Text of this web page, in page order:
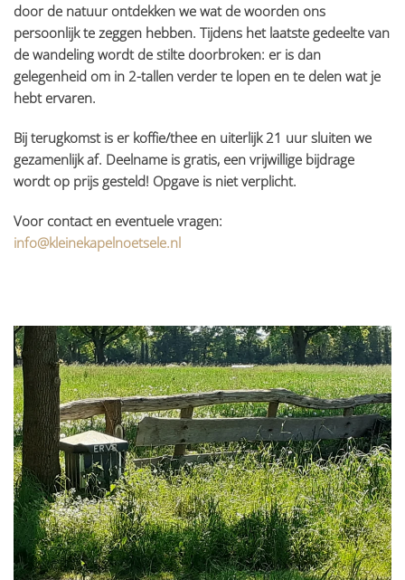
door de natuur ontdekken we wat de woorden ons
persoonlijk te zeggen hebben. Tijdens het laatste gedeelte van
de wandeling wordt de stilte doorbroken: er is dan
gelegenheid om in 2-tallen verder te lopen en te delen wat je
hebt ervaren.
Bij terugkomst is er koffie/thee en uiterlijk 21 uur sluiten we
gezamenlijk af. Deelname is gratis, een vrijwillige bijdrage
wordt op prijs gesteld! Opgave is niet verplicht.
Voor contact en eventuele vragen:
info@kleinekapelnoetsele.nl